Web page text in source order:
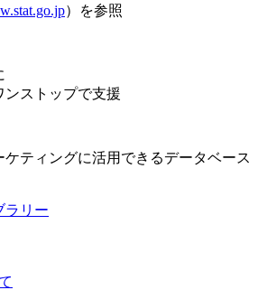
）を参照
ストップで支援
ティングに活用できるデータベース